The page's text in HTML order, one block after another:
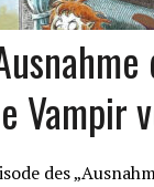
Vampir
des